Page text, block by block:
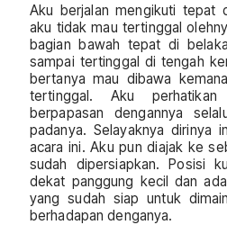
Aku berjalan mengikuti tepat
aku tidak mau tertinggal
bagian bawah tepat di
sampai tertinggal di tengah
bertanya mau dibawa
tertinggal. Aku
berpapasan dengannya
padanya. Selayaknya dirinya
acara ini. Aku pun diajak ke
sudah dipersiapkan. Posisi
dekat panggung kecil dan
yang sudah siap untuk
berhadapan denganya.